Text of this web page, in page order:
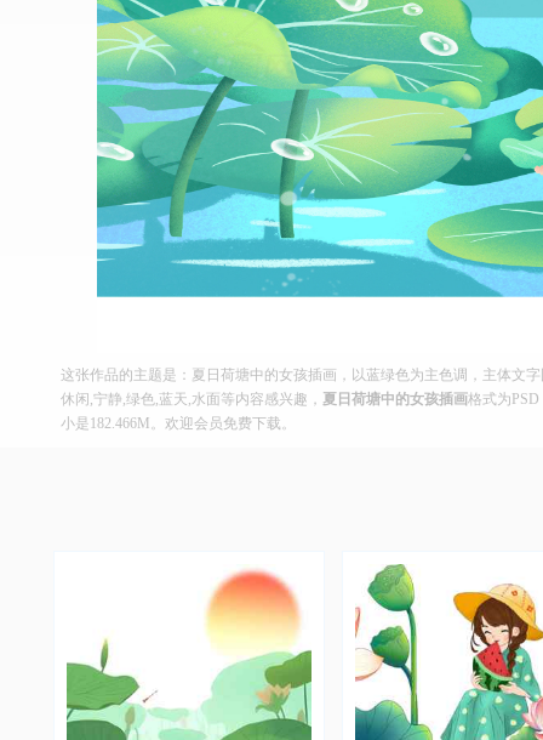
这张作品的主题是：夏日荷塘中的女孩插画，以蓝绿色为主色调，主体文
休闲,宁静,绿色,蓝天,水面等内容感兴趣， 夏日荷塘中的女孩插画格式为
小是182.466M。欢迎会员免费下载。